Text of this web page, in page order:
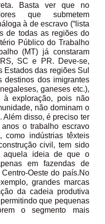
Basta ver que no
que submetem
à de escravo (“lista
de todas as regiões do
Público do Trabalho
(MT) já constaram
SC e PR. Deve-se,
Estados das regiões Sul
destinos dos imigrantes
ganeses etc.),
à exploração, pois não
não dominam o
Além disso, é preciso ter
o trabalho escravo
como indústrias têxteis
civil, tem sido
aquela ideia de que o
em fazendas de
Oeste do país.No
grandes marcas
da cadeia produtiva
que pequenas
o segmento mais